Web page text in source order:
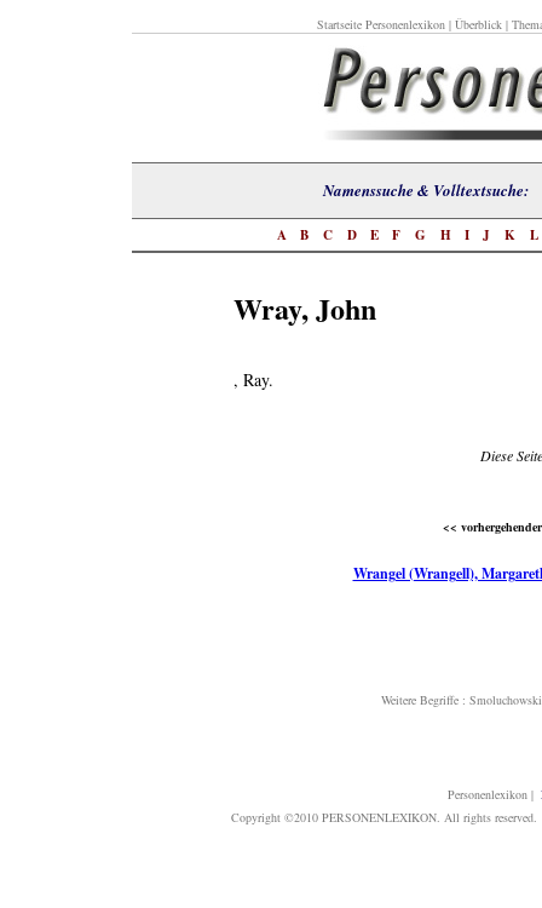
Startseite Personenlexikon| Überblick|
Namenssuche &
A B C D E F G H I J K L
Wray, John
, Ray.
Diese
<<
Wrangel (Wrangell),
Weitere Begriffe :
Personenlexikon|
Copyright ©2010 PERSONENLEXIKON. All rights